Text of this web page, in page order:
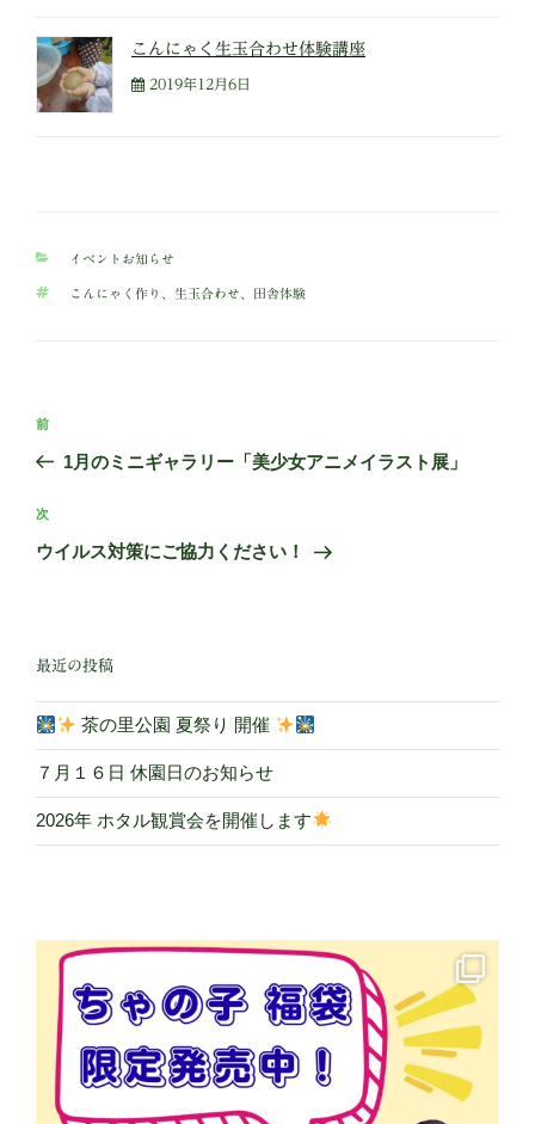
こんにゃく生玉合わせ体験講座
2019年12月6日
カ
ゴ
ー
イベントお知らせ
タ
こんにゃく作り 生玉合わせ 田舎体験
ビ
ゲ
ン
前
の
稿
前
1月のミニギャラリー「美少女アニメイラスト展」
次
の
次
ウイルス対策にご協力ください！
最近の投稿
茶の里公園 夏祭り 開催
７月１６日 休園日のお知らせ
2026年 ホタル観賞会を開催します